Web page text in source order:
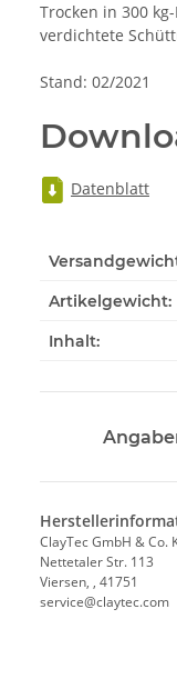
Trocken in 300
verdichtete
Stand: 02/2021
Datenblatt
Artikelgewicht:
Inhalt:
ClayTec GmbH & Co.
Nettetaler Str. 113
Viersen, , 41751
service@claytec.com